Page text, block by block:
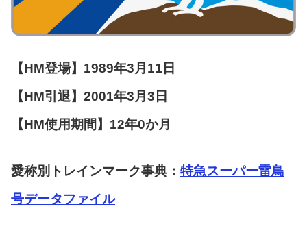
【HM登場】1989年3月11日
【HM引退】2001年3月3日
【HM使用期間】12年0か月
愛称別トレインマーク事典： 特急スーパー雷鳥
号データファイル